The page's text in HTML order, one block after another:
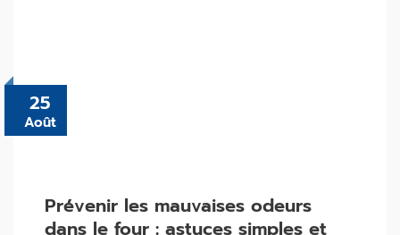
25
Août
Prévenir les mauvaises odeurs
dans le four : astuces simples et